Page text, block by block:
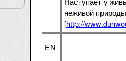
неживой
[http://
EN